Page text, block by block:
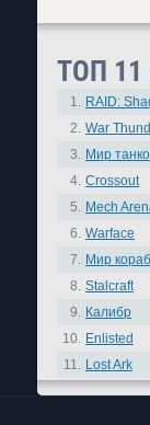
ТОП
1. RAID:
2. War
3. Мир
4. Crossout
5. Mech
6. Warface
7. Мир
8. Stalcraft
9. Калибр
10. Enlisted
11. Lost Ark